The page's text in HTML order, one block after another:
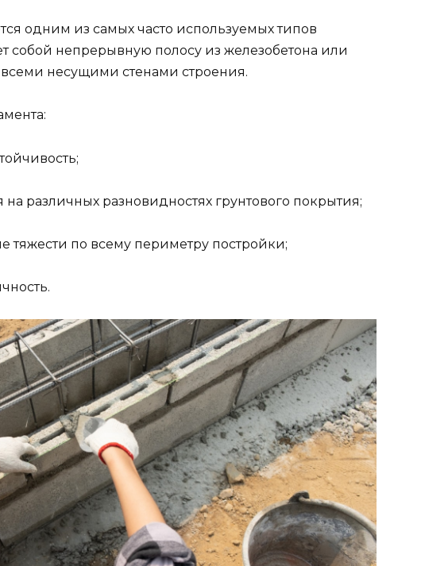
одним из самых часто используемых типов
собой непрерывную полосу из железобетона или
всеми несущими стенами строения.
различных разновидностях грунтового покрытия;
тяжести по всему периметру постройки;